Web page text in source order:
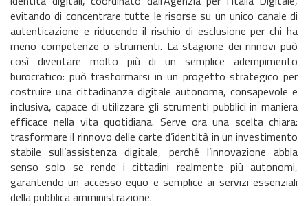
evitando di concentrare tutte le risorse su un unico canale di
autenticazione e riducendo il rischio di esclusione per chi ha
meno competenze o strumenti. La stagione dei rinnovi può
così diventare molto più di un semplice adempimento
burocratico: può trasformarsi in un progetto strategico per
costruire una cittadinanza digitale autonoma, consapevole e
inclusiva, capace di utilizzare gli strumenti pubblici in maniera
efficace nella vita quotidiana. Serve ora una scelta chiara:
trasformare il rinnovo delle carte d’identità in un investimento
stabile sull’assistenza digitale, perché l’innovazione abbia
senso solo se rende i cittadini realmente più autonomi,
garantendo un accesso equo e semplice ai servizi essenziali
della pubblica amministrazione.